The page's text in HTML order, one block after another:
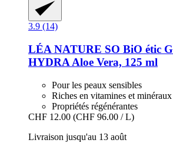
3.9 (14)
LÉA NATURE SO BiO étic
HYDRA Aloe Vera, 125 ml
Pour les peaux sensibles
Riches en vitamines et minéraux
Propriétés régénérantes
CHF 12.00 (CHF 96.00 / L)
Livraison jusqu'au 13 août